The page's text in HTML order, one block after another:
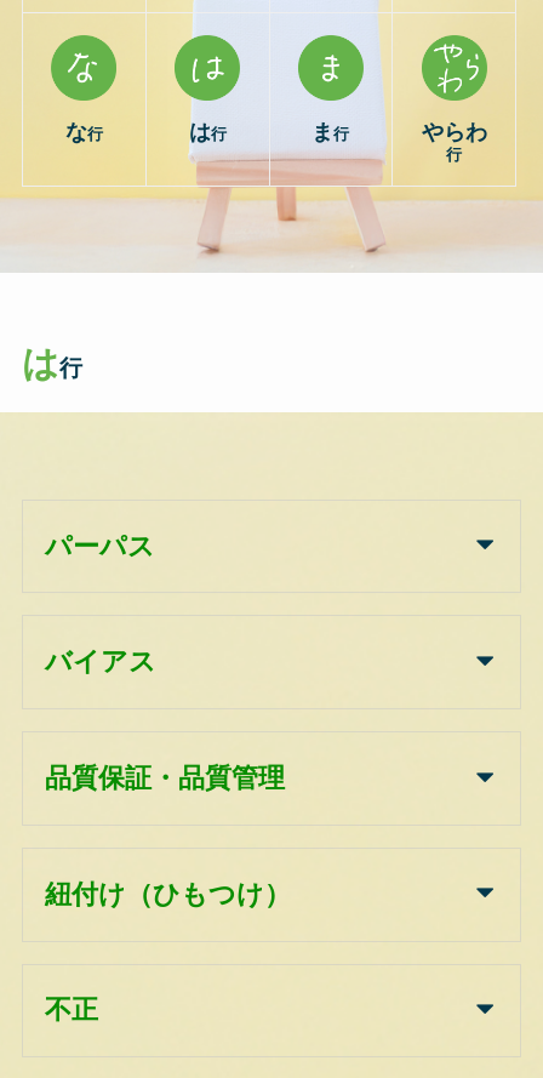
な行 は行 ま行 やらわ
行
は行
パーパス
バイアス
品質保証・品質管理
紐付け（ひもつけ）
不正